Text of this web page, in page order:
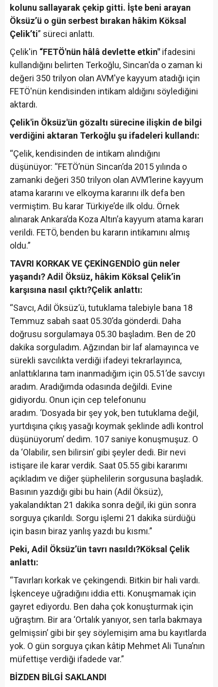
kolunu sallayarak çekip gitti. İşte beni arayan
Öksüz’ü o gün serbest bırakan hâkim Köksal
Çelik’ti” süreci anlattı.
Çelik'in “FETÖ'nün hâlâ devlette etkin" ifadesini
kullandığını belirten Terkoğlu, Sincan'da o zaman ki
değeri 350 trilyon olan AVM'ye kayyum atadığı için
FETÖ'nün kendisinden intikam aldığını söylediğini
aktardı.
Çelik'in Öksüz'ün gözaltı sürecine ilişkin de bilgi
verdiğini aktaran Terkoğlu şu ifadeleri kullandı:
“Çelik, kendisinden de intikam alındığını
düşünüyor: “FETÖ’nün Sincan’da 2015 yılında o
zamanki değeri 350 trilyon olan AVM’lerine kayyum
atama kararını ve elkoyma kararını ilk defa ben
vermiştim. Bu karar Türkiye’de ilk oldu. Örnek
alınarak Ankara’da Koza Altın’a kayyum atama kararı
verildi. FETÖ, benden bu kararın intikamını almış
oldu.”
TAVRI KORKAK VE ÇEKİNGENDİO gün neler
yaşandı? Adil Öksüz, hâkim Köksal Çelik’in
karşısına nasıl çıktı?Çelik anlattı:
“Savcı, Adil Öksüz’ü, tutuklama talebiyle bana 18
Temmuz sabah saat 05.30’da gönderdi. Daha
doğrusu sorgulamaya 05.30 başladım. Ben de 20
dakika sorguladım. Ağzından bir laf alamayınca ve
sürekli savcılıkta verdiği ifadeyi tekrarlayınca,
anlattıklarına tam inanmadığım için 05.51’de savcıyı
aradım. Aradığımda odasında değildi. Evine
gidiyordu. Onun için cep telefonunu
aradım. ‘Dosyada bir şey yok, ben tutuklama değil,
yurtdışına çıkış yasağı koymak şeklinde adli kontrol
düşünüyorum’ dedim. 107 saniye konuşmuşuz. O
da ‘Olabilir, sen bilirsin’ gibi şeyler dedi. Bir nevi
istişare ile karar verdik. Saat 05.55 gibi kararımı
açıkladım ve diğer şüphelilerin sorgusuna başladık.
Basının yazdığı gibi bu hain (Adil Öksüz),
yakalandıktan 21 dakika sonra değil, iki gün sonra
sorguya çıkarıldı. Sorgu işlemi 21 dakika sürdüğü
için basın biraz yanlış yazdı bu kısmı.”
Peki, Adil Öksüz’ün tavrı nasıldı?Köksal Çelik
anlattı:
“Tavırları korkak ve çekingendi. Bitkin bir hali vardı.
İşkenceye uğradığını iddia etti. Konuşmamak için
gayret ediyordu. Ben daha çok konuşturmak için
uğraştım. Bir ara ‘Ortalık yanıyor, sen tarla bakmaya
gelmişsin’ gibi bir şey söylemişim ama bu kayıtlarda
yok. O gün sorguya çıkan kâtip Mehmet Ali Tuna’nın
müfettişe verdiği ifadede var.”
BİZDEN BİLGİ SAKLANDI